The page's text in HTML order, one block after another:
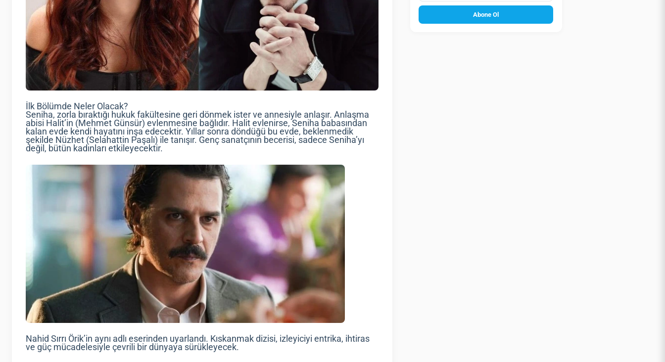
İlk Bölümde Neler Olacak?
Seniha, zorla bıraktığı hukuk fakültesine geri dönmek ister ve annesiyle anlaşır. Anlaşma
abisi Halit’in (Mehmet Günsür) evlenmesine bağlıdır. Halit evlenirse, Seniha babasından
kalan evde kendi hayatını inşa edecektir. Yıllar sonra döndüğü bu evde, beklenmedik
şekilde Nüzhet (Selahattin Paşalı) ile tanışır. Genç sanatçının becerisi, sadece Seniha’yı
değil, bütün kadınları etkileyecektir.
Nahid Sırrı Örik’in aynı adlı eserinden uyarlandı. Kıskanmak dizisi, izleyiciyi entrika, ihtiras
ve güç mücadelesiyle çevrili bir dünyaya sürükleyecek.
Abone Ol